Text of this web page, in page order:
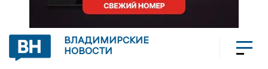
ВЛАДИМИРСКИЕ
НОВОСТИ